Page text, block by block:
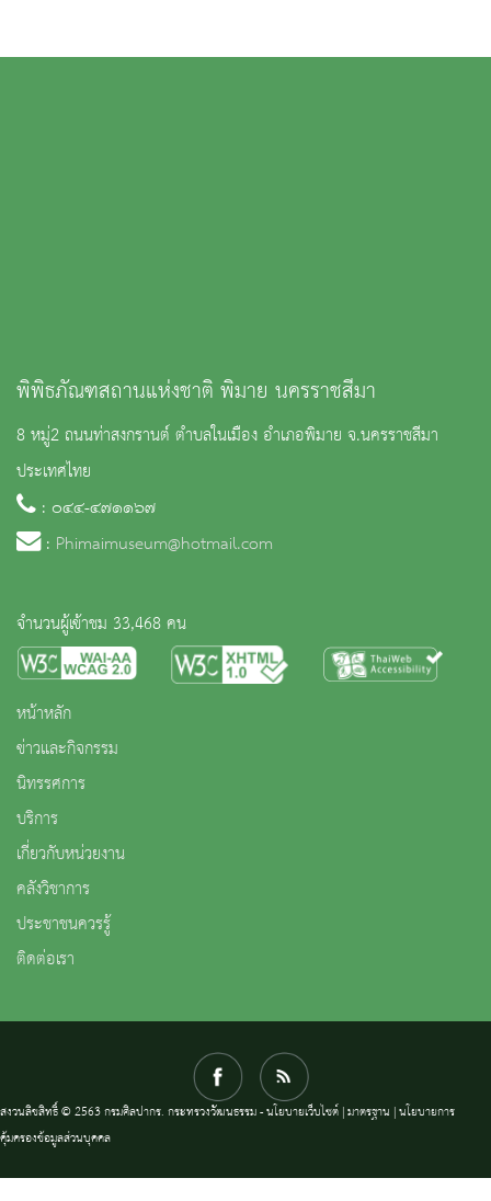
พิพิธภัณฑสถานแห่งชาติ พิมาย นครราชสีมา
8 หมู่2 ถนนท่าสงกรานต์ ตำบลในเมือง อำเภอพิมาย จ.นครราชสีมา
ประเทศไทย
: ๐๔๔-๔๗๑๑๖๗
: Phimaimuseum@hotmail.com
จำนวนผู้เข้าชม 33,468 คน
หน้าหลัก
ข่าวและกิจกรรม
นิทรรศการ
บริการ
เกี่ยวกับหน่วยงาน
คลังวิชาการ
ประชาชนควรรู้
ติดต่อเรา
สงวนลิขสิทธิ์ © 2563 กรมศิลปากร. กระทรวงวัฒนธรรม -นโยบายเว็บไซต์|มาตรฐาน |นโยบายการ
คุ้มครองข้อมูลส่วนบุคคล